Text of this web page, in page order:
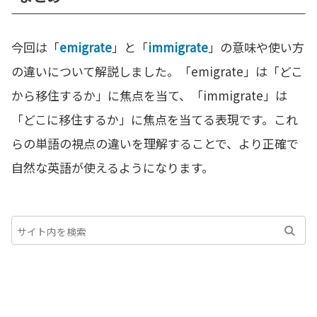
今回は「emigrate」と「immigrate」の意味や使い方
の違いについて解説しました。「emigrate」は「どこ
から移住するか」に焦点を当て、「immigrate」は
「どこに移住するか」に焦点を当てる表現です。これ
らの単語の視点の違いを理解することで、より正確で
自然な英語が使えるようになります。